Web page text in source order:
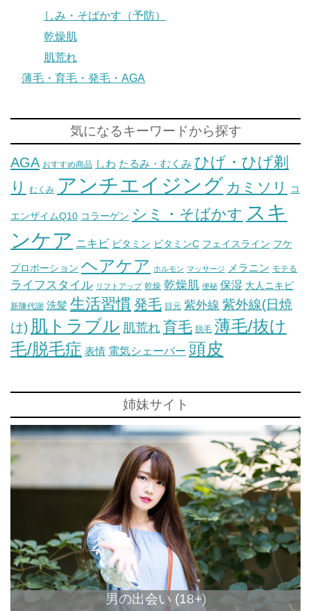
しみ・そばかす（予防）
乾燥肌
肌荒れ
薄毛・育毛・発毛・AGA
気になるキーワードから探す
AGA おすすめ商品 しわ たるみ・むくみ ひげ・ひげ剃
り
むくみ アンチエイジング カミソリ コ
エンザイムQ10 コラーゲン シミ・そばかす スキ
ンケア ニキビ ビタミン ビタミンC フェイスライン フケ
プロポーション ヘアケア ホルモン マッサージ メラニン モテる
ライフスタイル リフトアップ 乾燥 乾燥肌 便秘 保湿 大人ニキビ
新陳代謝 洗髪 生活習慣 発毛 目元 紫外線 紫外線(日焼
け) 肌トラブル 肌荒れ育毛 脱毛 薄毛/抜け
毛/脱毛症 表情 電気シェーバー 頭皮
姉妹サイト
男の出会い (18+)